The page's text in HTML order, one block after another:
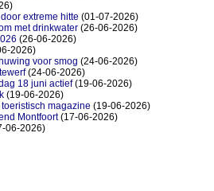
extreme hitte (01-07-2026)
met drinkwater(26-06-2026)
(26-06-2026)
2026)
voor smog (24-06-2026)
(24-06-2026)
18 juni actief(19-06-2026)
(19-06-2026)
magazine (19-06-2026)
Montfoort(17-06-2026)
06-2026)